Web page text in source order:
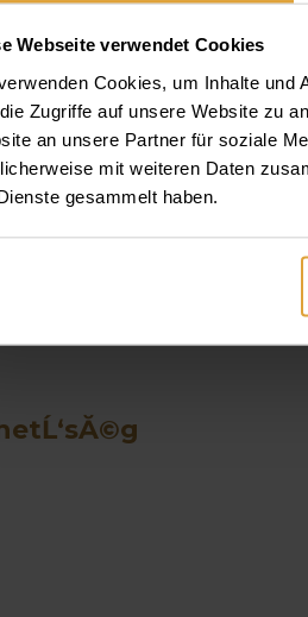
Webseite verwendet Cookies
Cookies, um Inhalte und
Zugriffe auf unsere Website zu
an unsere Partner für soziale
mit weiteren Daten
gesammelt haben.
fogsor ára